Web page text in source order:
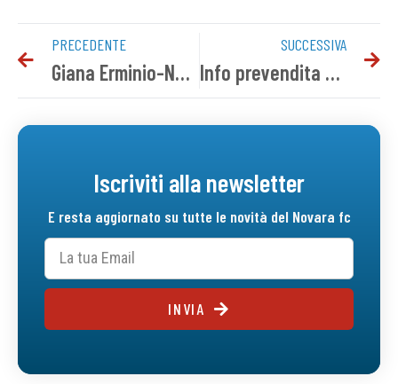
PRECEDENTE
Giana Erminio-Novara 0-0 | Tabellino del match
SUCCESSIVA
Info prevendita Novara-Arzignano Valchiampo
Iscriviti alla newsletter
E resta aggiornato su tutte le novità del Novara fc
INVIA